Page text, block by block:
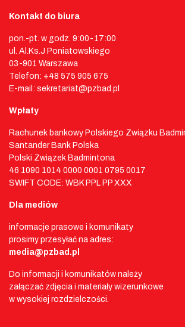
Kontakt do biura
pon.-pt. w godz. 9:00-17:00
ul. Al.Ks.J Poniatowskiego
03-901 Warszawa
Telefon: +48 575 905 675
E-mail: sekretariat@pzbad.pl
Wpłaty
Rachunek bankowy Polskiego Związku
Santander Bank Polska
Polski Związek Badmintona
46 1090 1014 0000 0001 0795 0017
SWIFT CODE: WBK PPL PP XXX
Dla mediów
informacje prasowe i komunikaty
prosimy przesyłać na adres:
media@pzbad.pl
Do informacji i komunikatów należy
załączać zdjęcia i materiały wizerunkowe
w wysokiej rozdzielczości.